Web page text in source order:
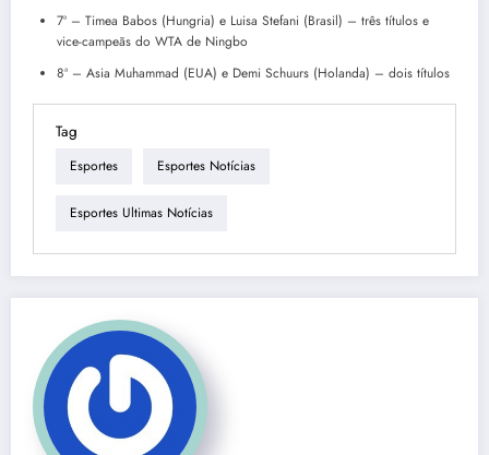
7ª – Timea Babos (Hungria) e Luisa Stefani (Brasil) – três títulos e
vice-campeãs do WTA de Ningbo
8ª – Asia Muhammad (EUA) e Demi Schuurs (Holanda) – dois títulos
Tag
Esportes Esportes Notícias
Esportes Ultimas Notícias